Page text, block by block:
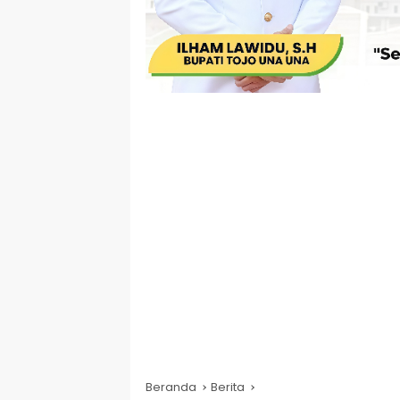
Beranda Berita